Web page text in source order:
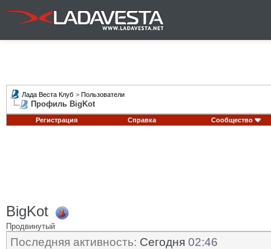
Лада Веста Клуб > Пользователи
Профиль BigKot
Регистрация Справка Сообщество
BigKot
Продвинутый
Последняя активность: Сегодня 02:46